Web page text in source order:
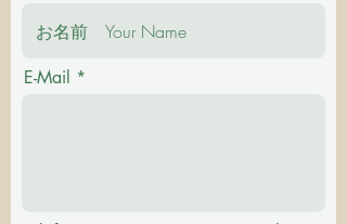
E-Mail